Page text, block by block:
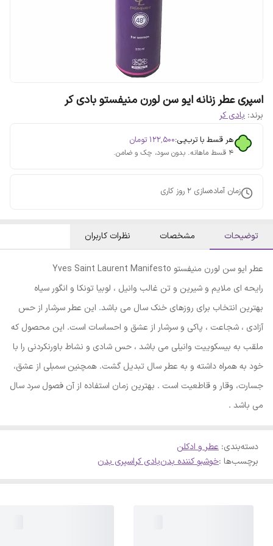
اسپری عطر زنانه ایو سن لورن منیفستو بادی کر
برند: بادی کر
هر قسط با ترب‌پی:۱۲۲٬۵۰۰ تومان
۴ قسط ماهانه. بدون سود، چک و ضامن.
زمان آماده‌سازی 2 روز کاری
توضیحات مشخصات نظرات کاربران
عطر ایو سن لورن منیفستو Yves Saint Laurent Manifesto
رایحه ای ملایم و شیرین و تن غالب وانیل ، لوبیا تونکا و انگور سیاه
بهترین انتخاب برای روزهای خنک سال می باشد. این عطر سرشار از حس
آزادی ، شجاعت ، پاکی و سرشار از عشق و احساسات است. این محصول که
ملقب به بیسکوییت وانیلی می باشد ، حس شادی و نشاط باورنکردنی را با
خود به همراه داشته و به عطر سال تبدیل گشت. همچنین سمبلی از عشق،
جسارت، وقار و قاطعیت است . بهترین زمان استفاده از آن فصول سرد سال
می باشد .
دسته‌بندی: عطر و ادکلن
برچسب‌ها :خوشبو کننده بدنبادی کراسپری بدن